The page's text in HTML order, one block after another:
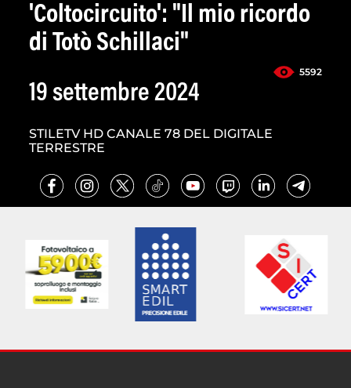
'Coltocircuito': "Il mio ricordo
di Totò Schillaci"
5592
19 settembre 2024
STILETV HD CANALE 78 DEL DIGITALE
TERRESTRE